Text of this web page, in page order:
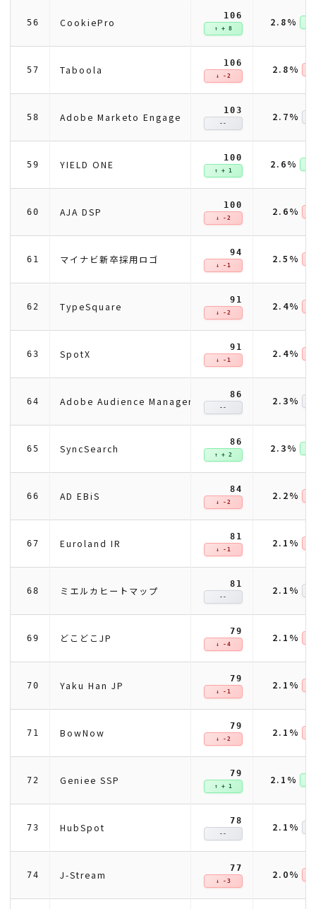
56 CookiePro
106
↑ + 8 2.8%
57 Taboola
106
↓ -2 2.8%
58 Adobe Marketo Engage
103
-- 2.7%
59 YIELD ONE
100
↑ + 1 2.6%
60 AJA DSP
100
↓ -2 2.6%
61 マイナビ新卒採用ロゴ
94
↓ -1 2.5%
62 TypeSquare
91
↓ -2 2.4%
63 SpotX
91
↓ -1 2.4%
64 Adobe Audience Manager
86
-- 2.3%
65 SyncSearch
86
↑ + 2 2.3%
66 AD EBiS
84
↓ -2 2.2%
67 Euroland IR
81
↓ -1 2.1%
68 ミエルカヒートマップ
81
-- 2.1%
69 どこどこJP
79
↓ -4 2.1%
70 Yaku Han JP
79
↓ -1 2.1%
71 BowNow
79
↓ -2 2.1%
72 Geniee SSP
79
↑ + 1 2.1%
73 HubSpot
78
-- 2.1%
74 J-Stream
77
↓ -3 2.0%